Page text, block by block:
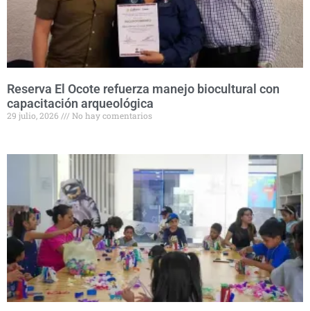
Reserva El Ocote refuerza manejo biocultural con
capacitación arqueológica
29 julio, 2026 No hay comentarios